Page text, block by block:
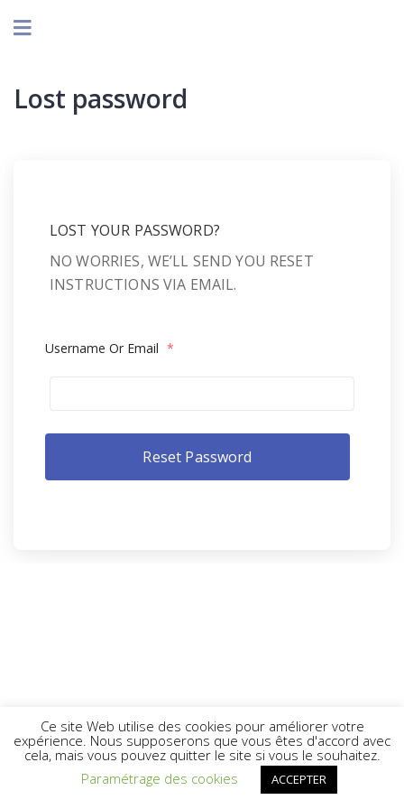
Lost password
LOST YOUR PASSWORD?
NO WORRIES, WE’LL SEND YOU RESET
INSTRUCTIONS VIA EMAIL.
Username Or Email *
Ce site Web utilise des cookies pour améliorer votre
expérience. Nous supposerons que vous êtes d'accord avec
cela, mais vous pouvez quitter le site si vous le souhaitez.
Paramétrage des cookies
ACCEPTER